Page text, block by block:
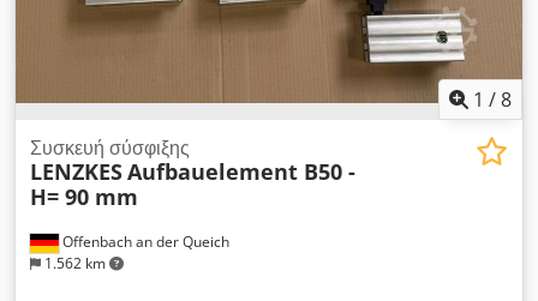
1 /8
Offenbach an der Queich
1.562 km
Συσκευή σύσφιξης
LENZKESAufbauelement B50 -
H= 90 mm